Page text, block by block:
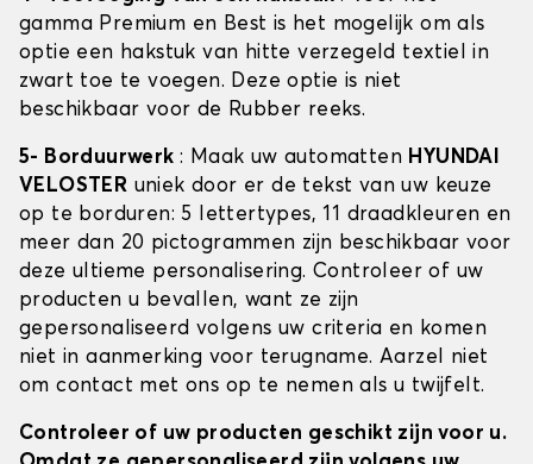
gamma Premium en Best is het mogelijk om als
optie een hakstuk van hitte verzegeld textiel in
zwart toe te voegen. Deze optie is niet
beschikbaar voor de Rubber reeks.
5- Borduurwerk : Maak uw automatten HYUNDAI
VELOSTER uniek door er de tekst van uw keuze
op te borduren: 5 lettertypes, 11 draadkleuren en
meer dan 20 pictogrammen zijn beschikbaar voor
deze ultieme personalisering. Controleer of uw
producten u bevallen, want ze zijn
gepersonaliseerd volgens uw criteria en komen
niet in aanmerking voor terugname. Aarzel niet
om contact met ons op te nemen als u twijfelt.
Controleer of uw producten geschikt zijn voor u.